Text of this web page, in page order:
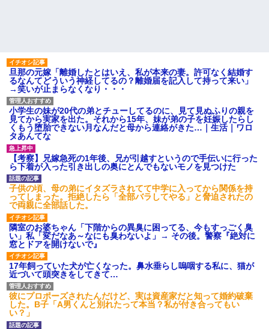
旦那の元嫁「離婚したとはいえ、私が本来の妻。許可なく結婚す
るなんてどういう神経してるの？離婚届を記入して持って来い」
→笑いが止まらなくなり・・・
小学生の妹が20代の弟とチューしてるのに、見て見ぬふりの親を
見てから実家を出た。それから15年、妹が弟の子を妊娠したらし
くもう堕胎できない月なんだと母から連絡がきた…｜生活｜ワロ
タあんてな
【考察】兄嫁急死の1年後、兄が引越すというので手伝いに行った
ら下着が入った引き出しの奥にとんでもないモノを見つけた
子供の頃、母の弟にイタズラされてて中学に入ってから関係を持
ってしまった。拒絶したら「全部バラしてやる」と脅迫されたの
で両親に全部話した。
隣室のお婆ちゃん「下階からの異臭に困ってる、今もすっごく臭
い」私「変だなあ～なにも臭わないよ」→ その後。警察『絶対に
窓とドアを開けないで』
17年飼っていた犬が亡くなった。鼻水垂らし嗚咽する私に、猫が
近づいて頭突きをしてきて…
彼にプロポーズされたんだけど、実は資産家だと知って婚約破棄
した。B子「A男くんと別れたって本当？私が付き合ってもい
い？」